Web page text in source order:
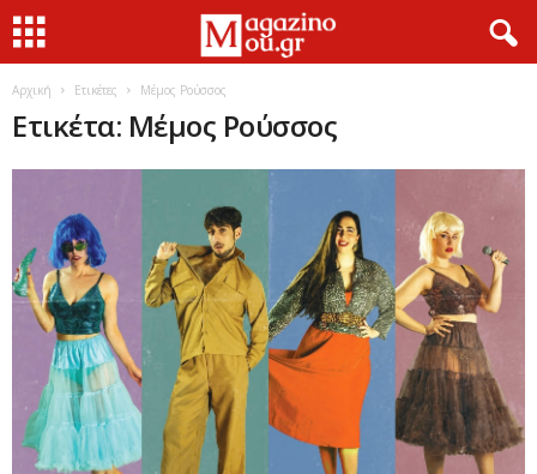
Αρχική Ετικέτες Μέμος Ρούσσος
Ετικέτα: Μέμος Ρούσσος